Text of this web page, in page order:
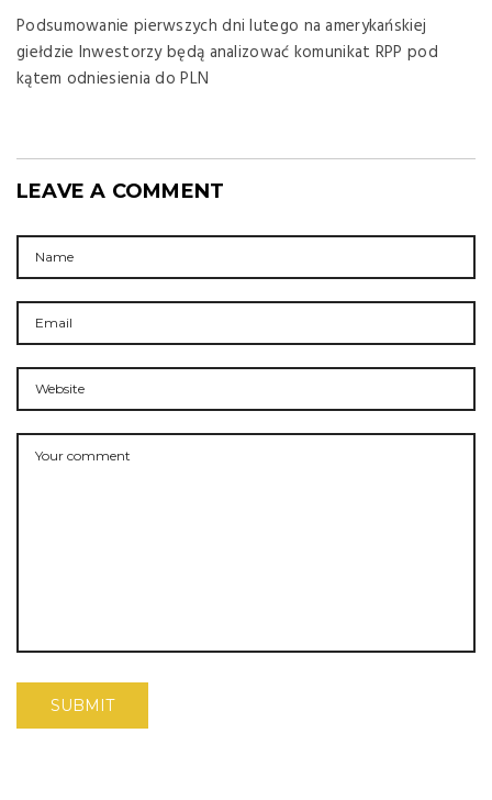
Podsumowanie pierwszych dni lutego na amerykańskiej
giełdzie Inwestorzy będą analizować komunikat RPP pod
kątem odniesienia do PLN
LEAVE A COMMENT